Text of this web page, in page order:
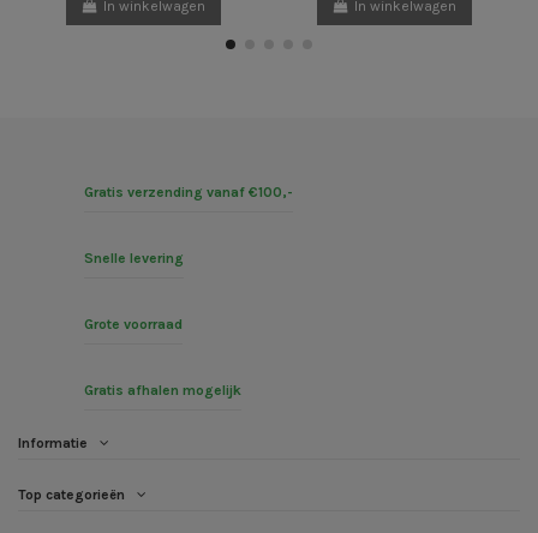
In winkelwagen In winkelwagen
Gratis verzending vanaf €100,-
Snelle levering
Grote voorraad
Gratis afhalen mogelijk
Informatie
Top categorieën